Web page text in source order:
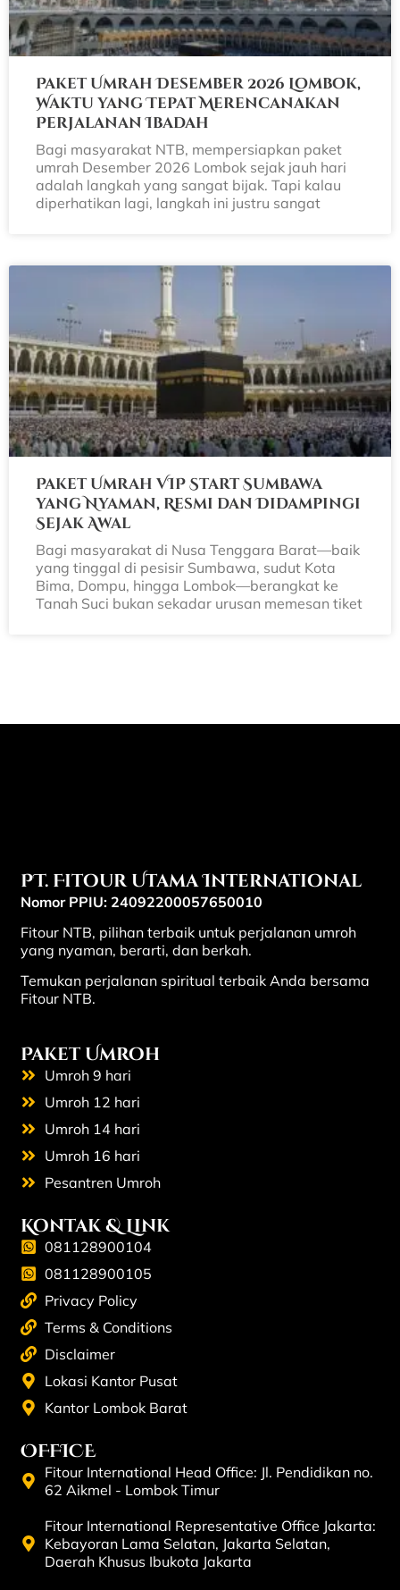
Paket Umrah Desember 2026 Lombok,
Waktu yang Tepat Merencanakan
Perjalanan Ibadah
Bagi masyarakat NTB, mempersiapkan paket
umrah Desember 2026 Lombok sejak jauh hari
adalah langkah yang sangat bijak. Tapi kalau
diperhatikan lagi, langkah ini justru sangat
Paket Umrah VIP Start Sumbawa
yang Nyaman, Resmi dan Didampingi
Sejak Awal
Bagi masyarakat di Nusa Tenggara Barat—baik
yang tinggal di pesisir Sumbawa, sudut Kota
Bima, Dompu, hingga Lombok—berangkat ke
Tanah Suci bukan sekadar urusan memesan tiket
PT. Fitour Utama International
Nomor PPIU: 24092200057650010
Fitour NTB, pilihan terbaik untuk perjalanan umroh
yang nyaman, berarti, dan berkah.
Temukan perjalanan spiritual terbaik Anda bersama
Fitour NTB.
Paket Umroh
Umroh 9 hari
Umroh 12 hari
Umroh 14 hari
Umroh 16 hari
Pesantren Umroh
Kontak & Link
081128900104
081128900105
Privacy Policy
Terms & Conditions
Disclaimer
Lokasi Kantor Pusat
Kantor Lombok Barat
OFFICE
Fitour International Head Office: Jl. Pendidikan no.
62 Aikmel - Lombok Timur
Fitour International Representative Office Jakarta:
Kebayoran Lama Selatan, Jakarta Selatan,
Daerah Khusus Ibukota Jakarta